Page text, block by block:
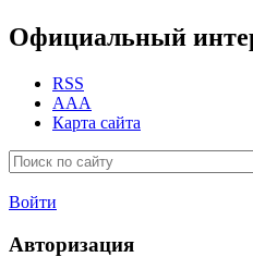
Официальный
RSS
AAA
Карта сайта
Войти
Авторизация